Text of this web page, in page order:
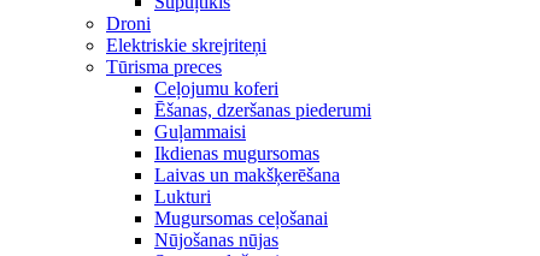
Droni
Elektriskie skrejriteņi
Tūrisma preces
Ceļojumu koferi
Ēšanas, dzeršanas piederumi
Guļammaisi
Ikdienas mugursomas
Laivas un makšķerēšana
Lukturi
Mugursomas ceļošanai
Nūjošanas nūjas